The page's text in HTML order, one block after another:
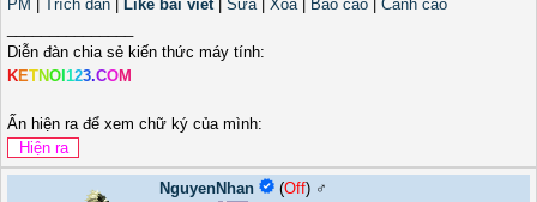
PM
Trích dẫn Like bài viết Sửa Xóa Báo cáo
Cảnh cáo
Diễn đàn chia sẻ kiến thức máy tính:
KETNO 123.COM
Ấn hiện ra để xem chữ ký của mình:
NguyenNhan (Off) ♂️